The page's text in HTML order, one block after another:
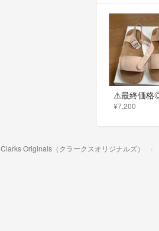
¥7,200
Clarks Originals（クラークスオリジナルズ）